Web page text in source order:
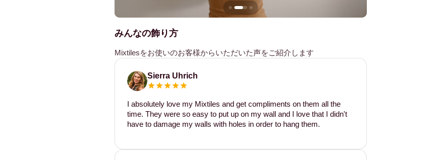
みんなの飾り方
Mixtilesをお使いのお客様からいただいた声をご紹介します
Sierra Uhrich
I absolutely love my Mixtiles and get compliments on them all the
time. They were so easy to put up on my wall and I love that I didn't
have to damage my walls with holes in order to hang them.